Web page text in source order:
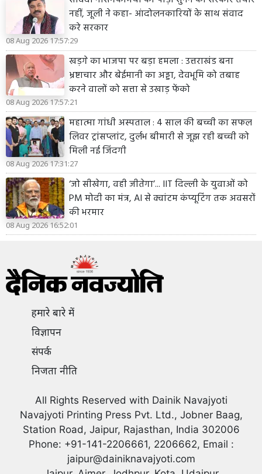
नहीं, जूली ने कहा- आंदोलनकारियों के साथ संवाद
करे सरकार
08 Aug 2026 17:57:29
खड़गे का भाजपा पर बड़ा हमला : उत्तराखंड बना
भ्रष्टाचार और बेईमानी का अड्डा, देवभूमि को तबाह
करने वालों को सत्ता से उखाड़ फेंको
08 Aug 2026 17:57:21
महात्मा गांधी अस्पताल : 4 साल की बच्ची का सफल
लिवर ट्रांसप्लांट, दुर्लभ बीमारी से जूझ रही बच्ची को
मिली नई जिंदगी
08 Aug 2026 17:31:27
‘जो सीखेगा, वही जीतेगा’... IIT दिल्ली के युवाओं को
PM मोदी का मंत्र, AI से क्वांटम कंप्यूटिंग तक अवसरों
की भरमार
08 Aug 2026 16:52:01
हमारे बारे में
विज्ञापन
संपर्क
निजता नीति
All Rights Reserved with Dainik Navajyoti
Navajyoti Printing Press Pvt. Ltd., Jobner Baag,
Station Road, Jaipur, Rajasthan, India 302006
Phone: +91-141-2206661, 2206662, Email :
jaipur@dainiknavajyoti.com